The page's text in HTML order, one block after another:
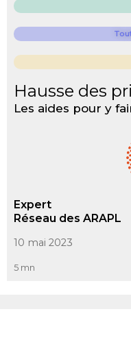
Hausse des
Les aides pour y
Expert
Réseau des ARAPL
10 mai 2023
5 mn